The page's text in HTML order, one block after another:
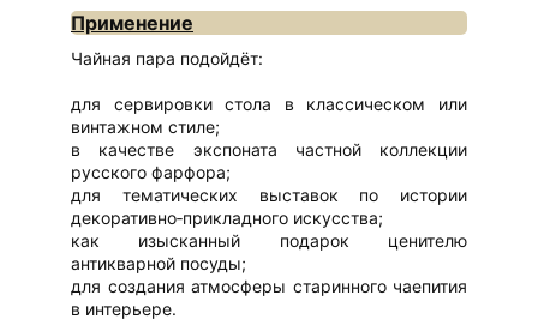
Применение
Чайная пара подойдёт:
для сервировки стола в классическом или
винтажном стиле;
в качестве экспоната частной коллекции
русского фарфора;
для тематических выставок по истории
декоративно‑прикладного искусства;
как изысканный подарок ценителю
антикварной посуды;
для создания атмосферы старинного чаепития
в интерьере.